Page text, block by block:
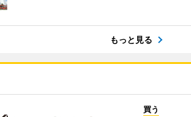
もっと見る
買う